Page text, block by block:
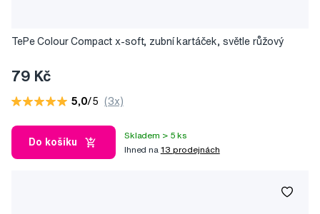
TePe Colour Compact x-soft, zubní kartáček, světle růžový
79 Kč
5,0/5 (3x)
Do košíku
Skladem > 5 ks
Ihned na 13 prodejnách